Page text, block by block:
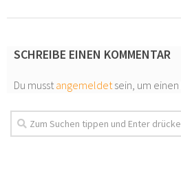
SCHREIBE EINEN KOMMENTAR
Du musstangemeldetsein, um